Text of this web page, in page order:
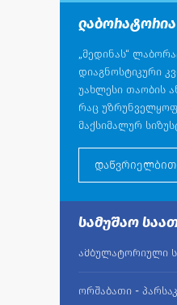
ლაბორატორია
„მედინას“
დიაგნოსტიკური
უახლესი თაობის
რაც
მაქსიმალურ
დაწვრიელბით
სამუშაო
ამბულატორიული
ორშაბათი -